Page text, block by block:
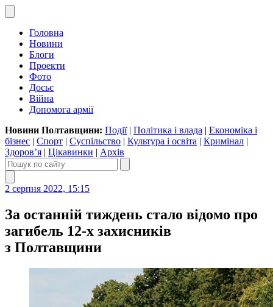
Головна
Новини
Блоги
Проекти
Фото
Досьє
Війна
Допомога армії
Новини Полтавщини: Події| Політика і влада | Економіка і
бізнес | Спорт | Суспільство | Культура і освіта | Кримінал |
Здоров’я | Цікавинки | Архів
2 серпня 2022, 15:15
За останній тиждень стало відомо про
загибель 12-х захисників
з Полтавщини